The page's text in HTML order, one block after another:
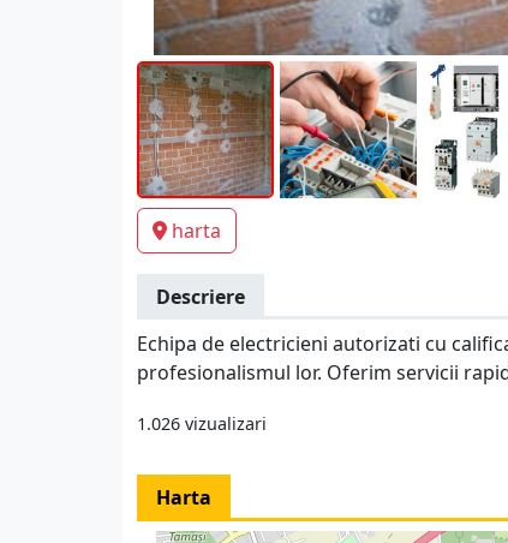
harta
Descriere
Echipa de electricieni autorizati cu
profesionalismul lor. Oferim servicii
1.026 vizualizari
Harta